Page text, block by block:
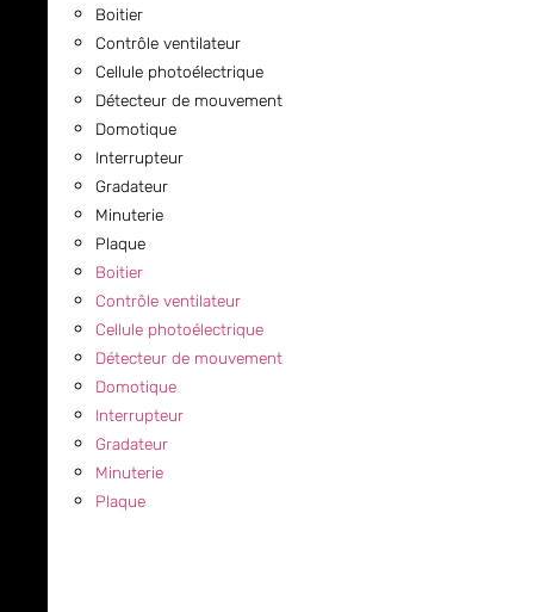
Boitier
Contrôle ventilateur
Cellule photoélectrique
Détecteur de mouvement
Domotique
Interrupteur
Gradateur
Minuterie
Plaque
Boitier
Contrôle ventilateur
Cellule photoélectrique
Détecteur de mouvement
Domotique
Interrupteur
Gradateur
Minuterie
Plaque